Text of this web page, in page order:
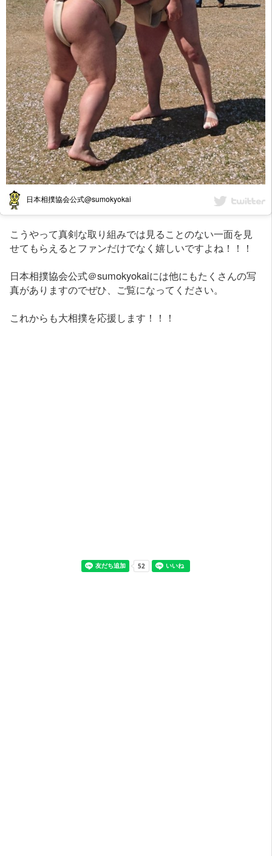
日本相撲協会公式@sumokyokai
こうやって真剣な取り組みでは見ることのない一面を見
せてもらえるとファンだけでなく嬉しいですよね！！！
日本相撲協会公式＠sumokyokaiには他にもたくさんの写
真がありますのでぜひ、ご覧になってください。
これからも大相撲を応援します！！！